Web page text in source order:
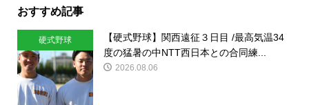
おすすめ記事
硬式野球
【硬式野球】関西遠征３日目 /最高気温34
度の猛暑の中NTT西日本との合同練...
2026.08.06